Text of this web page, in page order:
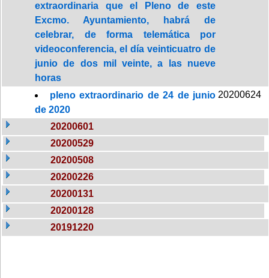
extraordinaria que el Pleno de este
Excmo. Ayuntamiento, habrá de
celebrar, de forma telemática por
videoconferencia, el día veinticuatro de
junio de dos mil veinte, a las nueve
horas
pleno extraordinario de 24 de junio
de 2020
20200624
20200601
20200529
20200508
20200226
20200131
20200128
20191220